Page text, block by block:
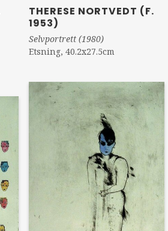
THERESE NORTVEDT (F.
1953)
Selvportrett (1980)
Etsning, 40.2x27.5cm